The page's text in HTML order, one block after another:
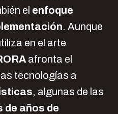
el enfoque
. Aunque
en el arte
afronta el
tecnologías a
, algunas de las
de años de